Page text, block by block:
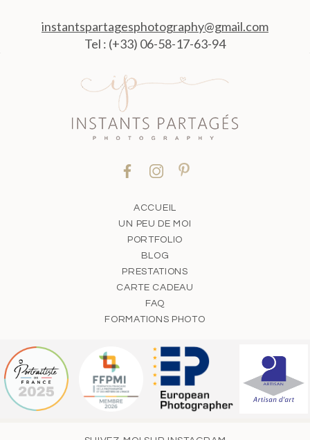
instantspartagesphotography@gmail.com
Tel : (+33) 06-58-17-63-94
ACCUEIL
UN PEU DE MOI
PORTFOLIO
BLOG
PRESTATIONS
CARTE CADEAU
FAQ
FORMATIONS PHOTO